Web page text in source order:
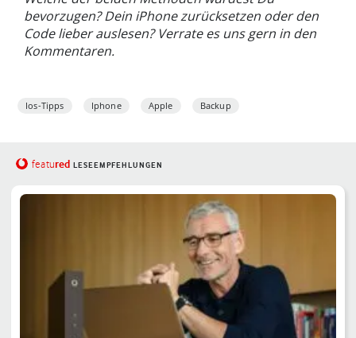
bevorzugen? Dein iPhone zurücksetzen oder den
Code lieber auslesen? Verrate es uns gern in den
Kommentaren.
Ios-Tipps Iphone Apple Backup
featured LESEEMPFEHLUNGEN